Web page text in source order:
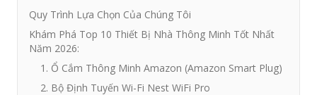
Quy Trình Lựa Chọn Của Chúng Tôi
Khám Phá Top 10 Thiết Bị Nhà Thông Minh Tốt Nhất
Năm 2026:
1. Ổ Cắm Thông Minh Amazon (Amazon Smart Plug)
2. Bộ Định Tuyến Wi-Fi Nest WiFi Pro